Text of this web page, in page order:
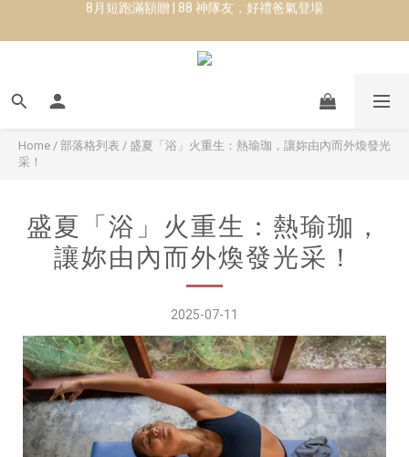
Manduka-跟著青蛙去旅行｜快閃第二站-台南
8月短跑滿額贈 | 88 神隊友，好禮爸氣登場
Home / 部落格列表 / 盛夏「浴」火重生：熱瑜珈，讓妳由內而外煥發光
采！
盛夏「浴」火重生：熱瑜珈，
讓妳由內而外煥發光采！
2025-07-11